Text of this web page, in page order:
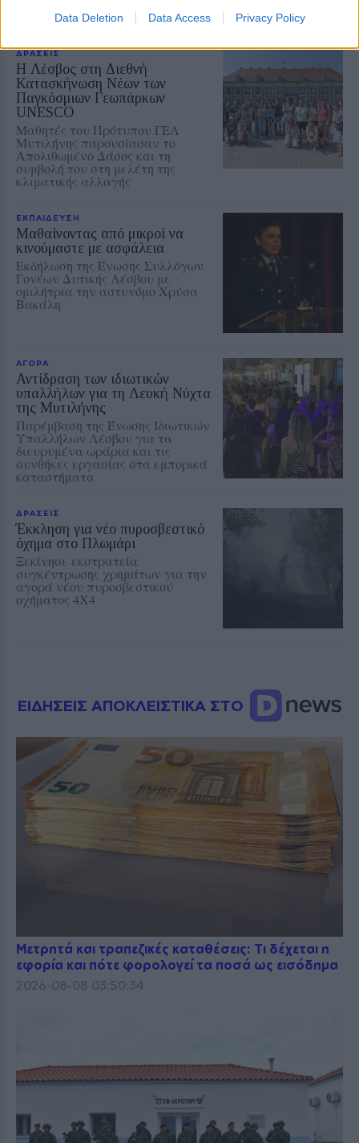
Data Deletion Data Access Privacy Policy
εκπαίδευσης
ΔΡΑΣΕΙΣ
Η Λέσβος στη Διεθνή
Κατασκήνωση Νέων των
Παγκόσμιων Γεωπάρκων
UNESCO
Μαθητές του Πρότυπου ΓΕΛ
Μυτιλήνης παρουσίασαν το
Απολιθωμένο Δάσος και τη
συμβολή του στη μελέτη της
κλιματικής αλλαγής
ΕΚΠΑΙΔΕΥΣΗ
Μαθαίνοντας από μικροί να
κινούμαστε με ασφάλεια
Εκδήλωση της Ένωσης Συλλόγων
Γονέων Δυτικής Λέσβου με
ομιλήτρια την αστυνόμο Χρύσα
Βακάλη
ΑΓΟΡΑ
Αντίδραση των ιδιωτικών
υπαλλήλων για τη Λευκή Νύχτα
της Μυτιλήνης
Παρέμβαση της Ένωσης Ιδιωτικών
Υπαλλήλων Λέσβου για τα
διευρυμένα ωράρια και τις
συνθήκες εργασίας στα εμπορικά
καταστήματα
ΔΡΑΣΕΙΣ
Έκκληση για νέο πυροσβεστικό
όχημα στο Πλωμάρι
Ξεκίνησε εκστρατεία
συγκέντρωσης χρημάτων για την
αγορά νέου πυροσβεστικού
οχήματος 4Χ4
ΕΙΔΗΣΕΙΣ ΑΠΟΚΛΕΙΣΤΙΚΑ ΣΤΟ
Μετρητά και τραπεζικές καταθέσεις: Τι δέχεται η
εφορία και πότε φορολογεί τα ποσά ως εισόδημα
2026-08-08 03:50:34